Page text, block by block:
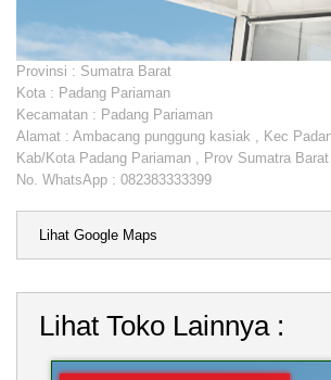
Provinsi : Sumatra Barat
Kota : Padang Pariaman
Kecamatan : Padang Pariaman
Alamat : Ambacang punggung kasiak , Kec
Kab/Kota Padang Pariaman , Prov Sumatra Barat
No. WhatsApp : 082383333399
Lihat Google Maps
Lihat Toko Lainnya :